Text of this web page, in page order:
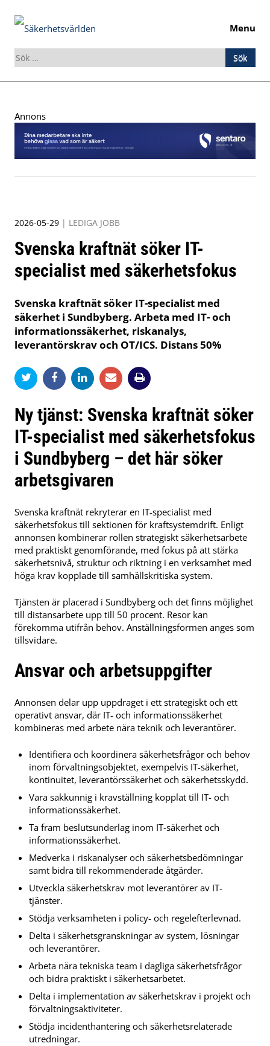
Menu
Sök
efter:
to
Annons
2026-05-29 | LEDIGA JOBB
Svenska kraftnät söker IT-
specialist med säkerhetsfokus
Svenska kraftnät söker IT-specialist med
säkerhet i Sundbyberg. Arbeta med IT- och
informationssäkerhet, riskanalys,
leverantörskrav och OT/ICS. Distans 50%
Ny tjänst: Svenska kraftnät söker
IT-specialist med säkerhetsfokus
i Sundbyberg – det här söker
arbetsgivaren
Svenska kraftnät rekryterar en IT-specialist med
säkerhetsfokus till sektionen för kraftsystemdrift. Enligt
annonsen kombinerar rollen strategiskt säkerhetsarbete
med praktiskt genomförande, med fokus på att stärka
säkerhetsnivå, struktur och riktning i en verksamhet med
höga krav kopplade till samhällskritiska system.
Tjänsten är placerad i Sundbyberg och det finns möjlighet
till distansarbete upp till 50 procent. Resor kan
förekomma utifrån behov. Anställningsformen anges som
tillsvidare.
Ansvar och arbetsuppgifter
Annonsen delar upp uppdraget i ett strategiskt och ett
operativt ansvar, där IT- och informationssäkerhet
kombineras med arbete nära teknik och leverantörer.
Identifiera och koordinera säkerhetsfrågor och behov
inom förvaltningsobjektet, exempelvis IT-säkerhet,
kontinuitet, leverantörssäkerhet och säkerhetsskydd.
Vara sakkunnig i kravställning kopplat till IT- och
informationssäkerhet.
Ta fram beslutsunderlag inom IT-säkerhet och
informationssäkerhet.
Medverka i riskanalyser och säkerhetsbedömningar
samt bidra till rekommenderade åtgärder.
Utveckla säkerhetskrav mot leverantörer av IT-
tjänster.
Stödja verksamheten i policy- och regelefterlevnad.
Delta i säkerhetsgranskningar av system, lösningar
och leverantörer.
Arbeta nära tekniska team i dagliga säkerhetsfrågor
och bidra praktiskt i säkerhetsarbetet.
Delta i implementation av säkerhetskrav i projekt och
förvaltningsaktiviteter.
Stödja incidenthantering och säkerhetsrelaterade
utredningar.